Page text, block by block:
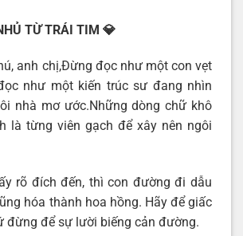
TỪ TRÁI TIM 💎
anh chị,Đừng đọc như một con vẹt
như một kiến trúc sư đang nhìn
nhà mơ ước.Những dòng chữ khô
là từng viên gạch để xây nên ngôi
rõ đích đến, thì con đường đi dẫu
hóa thành hoa hồng. Hãy để giấc
đừng để sự lười biếng cản đường.